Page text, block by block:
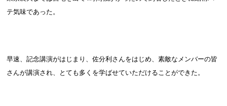
テ気味であった。
早速、記念講演がはじまり、佐分利さんをはじめ、素敵なメンバーの皆
さんが講演され、とても多くを学ばせていただけることができた。